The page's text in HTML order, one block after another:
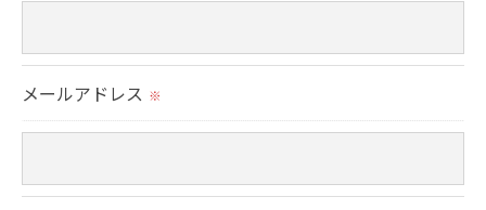
メールアドレス ※